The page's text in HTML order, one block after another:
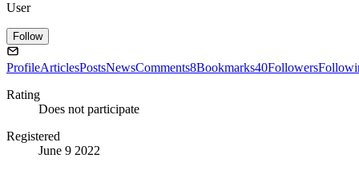
User
Follow
ProfileArticlesPostsNewsComments8Bookmarks40Followers
Rating
Does not participate
Registered
June 9 2022